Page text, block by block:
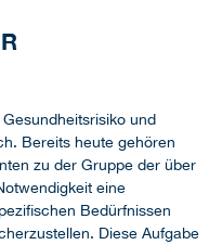
und
Bereits heute gehören
zu der Gruppe der über
eine
Bedürfnissen
Diese Aufgabe